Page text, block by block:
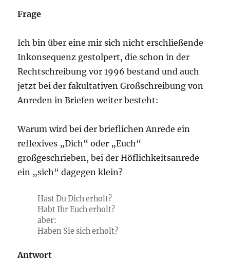
Frage
Ich bin über eine mir sich nicht erschließende
Inkonsequenz gestolpert, die schon in der
Rechtschreibung vor 1996 bestand und auch
jetzt bei der fakultativen Großschreibung von
Anreden in Briefen weiter besteht:
Warum wird bei der brieflichen Anrede ein
reflexives „Dich“ oder „Euch“
großgeschrieben, bei der Höflichkeitsanrede
ein „sich“ dagegen klein?
Hast Du Dich erholt?
Habt Ihr Euch erholt?
aber:
Haben Sie sich erholt?
Antwort